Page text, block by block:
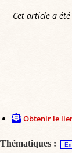
Cet article a
Obtenir le
Thématiques :